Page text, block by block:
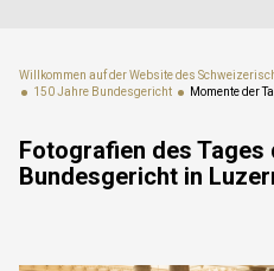
Willkommen auf der Website des
150 Jahre Bundesgericht
Momente der
Fotografien des
Bundesgericht in